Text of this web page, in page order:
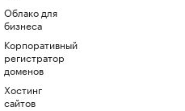
Облако для
бизнеса
Корпоративный
регистратор
доменов
Хостинг
сайтов